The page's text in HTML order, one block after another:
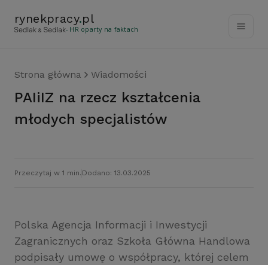
rynekpracy.pl
- HR oparty na faktach
Strona główna Wiadomości
PAIiIZ na rzecz kształcenia
młodych specjalistów
Przeczytaj w 1 min. Dodano: 13.03.2025
Polska Agencja Informacji i Inwestycji
Zagranicznych oraz Szkoła Główna Handlowa
podpisały umowę o współpracy, której celem